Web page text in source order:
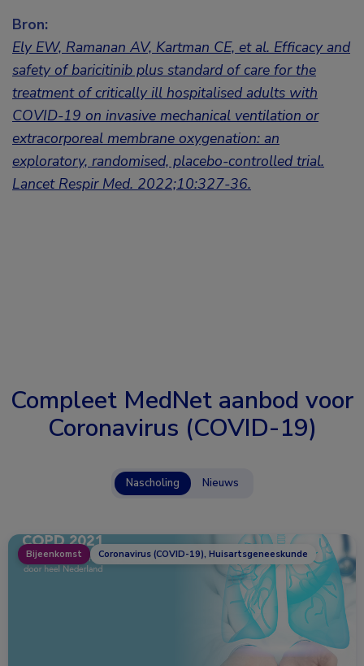
Bron:
Ely EW, Ramanan AV, Kartman CE, et al. Efficacy and
safety of baricitinib plus standard of care for the
treatment of critically ill hospitalised adults with
COVID-19 on invasive mechanical ventilation or
extracorporeal membrane oxygenation: an
exploratory, randomised, placebo-controlled trial.
Lancet Respir Med. 2022;10:327-36.
Compleet MedNet aanbod voor
Coronavirus (COVID-19)
Nascholing Nieuws
Bijeenkomst Coronavirus (COVID-19), Huisartsgeneeskunde